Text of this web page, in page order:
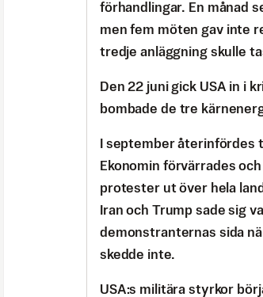
förhandlingar. En månad
men fem möten gav inte
tredje anläggning skulle
Den 22 juni gick USA in i
bombade de tre
I september återinfördes
Ekonomin förvärrades
protester ut över hela
Iran och Trump sade sig
demonstranternas sida
skedde inte.
USA:s militära styrkor